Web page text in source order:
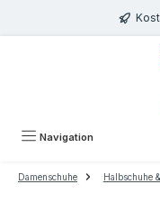
Zum Hauptinhalt springen
Navigation
Damenschuhe Halbschuhe